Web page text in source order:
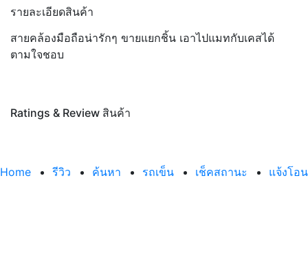
รายละเอียดสินค้า
สายคล้องมือถือน่ารักๆ ขายแยกชิ้น เอาไปแมทกับเคสได้
ตามใจชอบ
Ratings & Review สินค้า
Home รีวิว ค้นหา รถเข็น เช็คสถานะ แจ้งโอน